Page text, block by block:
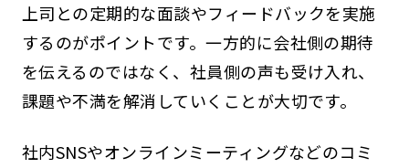
上司との定期的な面談やフィードバックを実施
するのがポイントです。一方的に会社側の期待
を伝えるのではなく、社員側の声も受け入れ、
課題や不満を解消していくことが大切です。
社内SNSやオンラインミーティングなどのコミ